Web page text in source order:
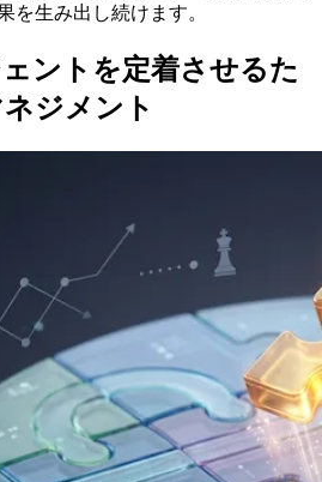
を生み出し続けます。
ントを定着させるた
ジメント